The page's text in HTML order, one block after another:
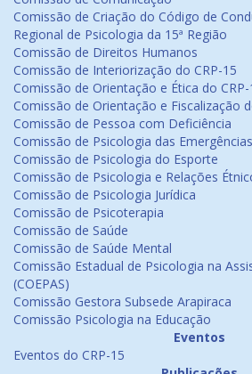
Comissão de Criação do Código de
Regional de Psicologia da 15ª Região
Comissão de Direitos Humanos
Comissão de Interiorização do CRP-15
Comissão de Orientação e Ética do CRP-
Comissão de Orientação e Fiscalização
Comissão de Pessoa com Deficiência
Comissão de Psicologia das
Comissão de Psicologia do Esporte
Comissão de Psicologia e Relações
Comissão de Psicologia Jurídica
Comissão de Psicoterapia
Comissão de Saúde
Comissão de Saúde Mental
Comissão Estadual de Psicologia na
(COEPAS)
Comissão Gestora Subsede Arapiraca
Comissão Psicologia na Educação
Eventos
Eventos do CRP-15